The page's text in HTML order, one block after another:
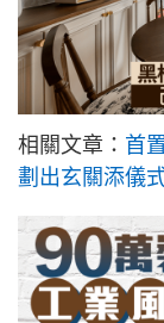
相關文章： 首
劃出玄關添儀